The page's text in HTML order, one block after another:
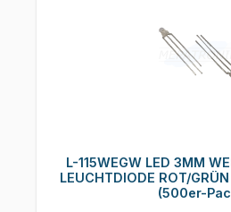
L-115WEGW LED 3MM
LEUCHTDIODE ROT/
(500er-